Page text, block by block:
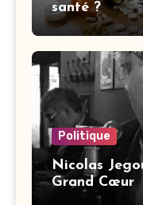
santé ?
Politique
Nicolas
Grand Cœur